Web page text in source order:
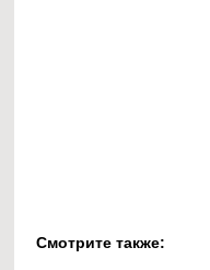
Смотрите также: